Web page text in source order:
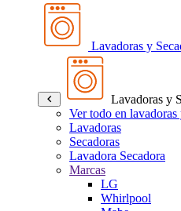
Lavadoras y
Lavadoras y
Ver todo en lavadoras
Lavadoras
Secadoras
Lavadora Secadora
Marcas
LG
Whirlpool